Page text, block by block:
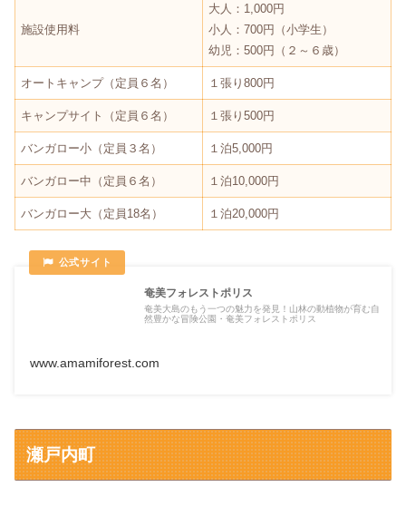
施設使用料
大人：1,000円
小人：700円（小学生）
幼児：500円（２～６歳）
オートキャンプ（定員６名） １張り800円
キャンプサイト（定員６名） １張り500円
バンガロー小（定員３名） １泊5,000円
バンガロー中（定員６名） １泊10,000円
バンガロー大（定員18名） １泊20,000円
奄美フォレストポリス
奄美大島のもう一つの魅力を発見！山林の動植物が育む自
然豊かな冒険公園・奄美フォレストポリス
www.amamiforest.com
瀬戸内町